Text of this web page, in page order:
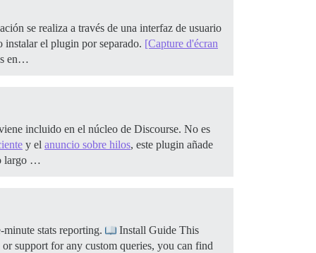
se realiza a través de una interfaz de usuario
el plugin por separado. [Capture d'écran
en…
incluido en el núcleo de Discourse. No es
y el anuncio sobre hilos, este plugin añade
largo …
stats reporting.
Install Guide This
support for any custom queries, you can find